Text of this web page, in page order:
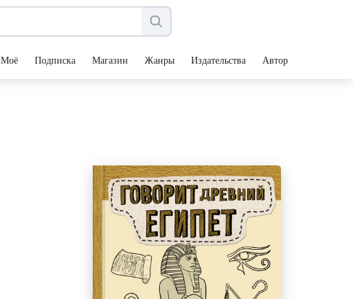
Моё Подписка Магазин Жанры Издательства Авторы